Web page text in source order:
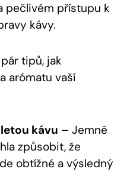
pečlivém přístupu k
kávy.
tipů, jak
arómatu vaší
kávu – Jemně
způsobit, že
obtížné a výsledný